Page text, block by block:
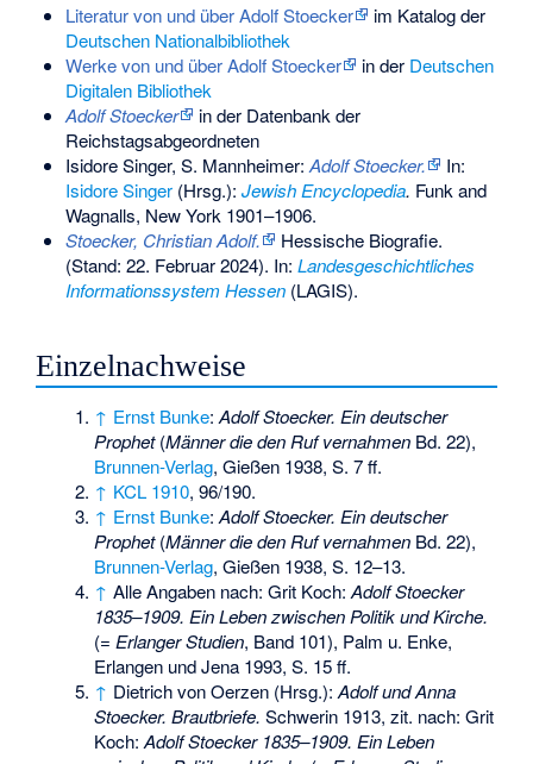
Literatur von und über Adolf Stoecker
im Katalog der
Deutschen Nationalbibliothek
Werke von und über Adolf Stoecker
in der Deutschen
Digitalen Bibliothek
Adolf Stoecker
in der Datenbank der
Reichstagsabgeordneten
Isidore Singer, S. Mannheimer: Adolf Stoecker.
In:
Isidore Singer(Hrsg.): Jewish Encyclopedia. Funk and
Wagnalls, New York 1901–1906.
Stoecker, Christian Adolf.
Hessische Biografie.
(Stand: 22. Februar 2024). In: Landesgeschichtliches
Informationssystem Hessen(LAGIS).
Einzelnachweise
↑ Ernst Bunke:Adolf Stoecker. Ein deutscher
Prophet(Männer die den Ruf vernahmen Bd. 22),
Brunnen-Verlag, Gießen 1938, S. 7 ff.
↑ KCL 1910, 96/190.
↑ Ernst Bunke:Adolf Stoecker. Ein deutscher
Prophet(Männer die den Ruf vernahmen Bd. 22),
Brunnen-Verlag, Gießen 1938, S. 12–13.
↑ Alle Angaben nach: Grit Koch:Adolf Stoecker
1835–1909. Ein Leben zwischen Politik und Kirche.
(=Erlanger Studien, Band 101), Palm u. Enke,
Erlangen und Jena 1993, S. 15 ff.
↑ Dietrich von Oerzen (Hrsg.):Adolf und Anna
Stoecker. Brautbriefe. Schwerin 1913, zit. nach: Grit
Koch:Adolf Stoecker 1835–1909. Ein Leben